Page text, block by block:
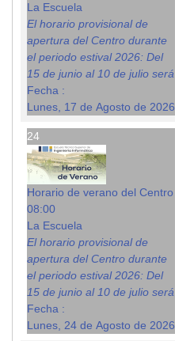
La Escuela
El horario provisional de
apertura del Centro durante
el periodo estival 2026: Del
15 de junio al 10 de julio será
Fecha :
Lunes, 17 de Agosto de 2026
24
Horario de verano del Centro
08:00
La Escuela
El horario provisional de
apertura del Centro durante
el periodo estival 2026: Del
15 de junio al 10 de julio será
Fecha :
Lunes, 24 de Agosto de 2026